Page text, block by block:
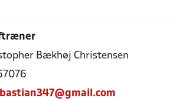
Bækhøj Christensen